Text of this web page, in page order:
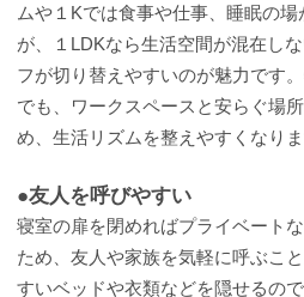
ムや１Kでは食事や仕事、睡眠の
が、１LDKなら生活空間が混在し
フが切り替えやすいのが魅力です
でも、ワークスペースと安らぐ場
め、生活リズムを整えやすくなりま
●友人を呼びやすい
寝室の扉を閉めればプライベート
ため、友人や家族を気軽に呼ぶこ
すいベッドや衣類などを隠せるの